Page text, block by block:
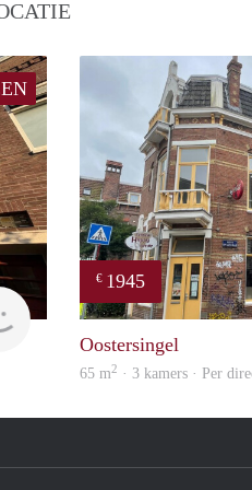
GrunoVerhuur
€ 1945
Oostersingel
65 m2 · 3 kamers · Per